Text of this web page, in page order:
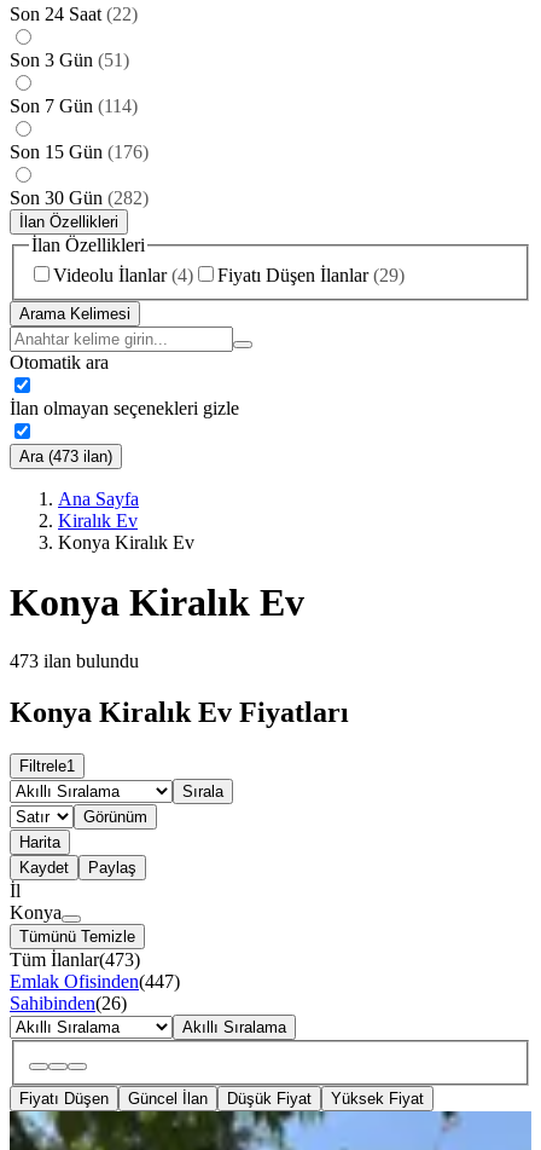
Son 24 Saat (22)
Son 3 Gün (51)
Son 7 Gün (114)
Son 15 Gün (176)
Son 30 Gün (282)
İlan Özellikleri
İlan Özellikleri
Videolu İlanlar (4) Fiyatı Düşen İlanlar (29)
Arama Kelimesi
Otomatik ara
İlan olmayan seçenekleri gizle
Ara (473 ilan)
Ana Sayfa
Kiralık Ev
Konya Kiralık Ev
Konya Kiralık Ev
473 ilan bulundu
Konya Kiralık Ev Fiyatları
Filtrele1
Sırala
Görünüm
Harita
Kaydet
Paylaş
İl
Konya
Tümünü Temizle
Tüm İlanlar(473)
Emlak Ofisinden(447)
Sahibinden(26)
Akıllı Sıralama
Fiyatı Düşen Güncel İlan Düşük Fiyat Yüksek Fiyat
YENİ